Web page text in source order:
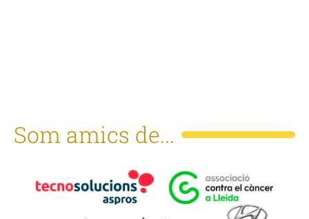
Som amics de...